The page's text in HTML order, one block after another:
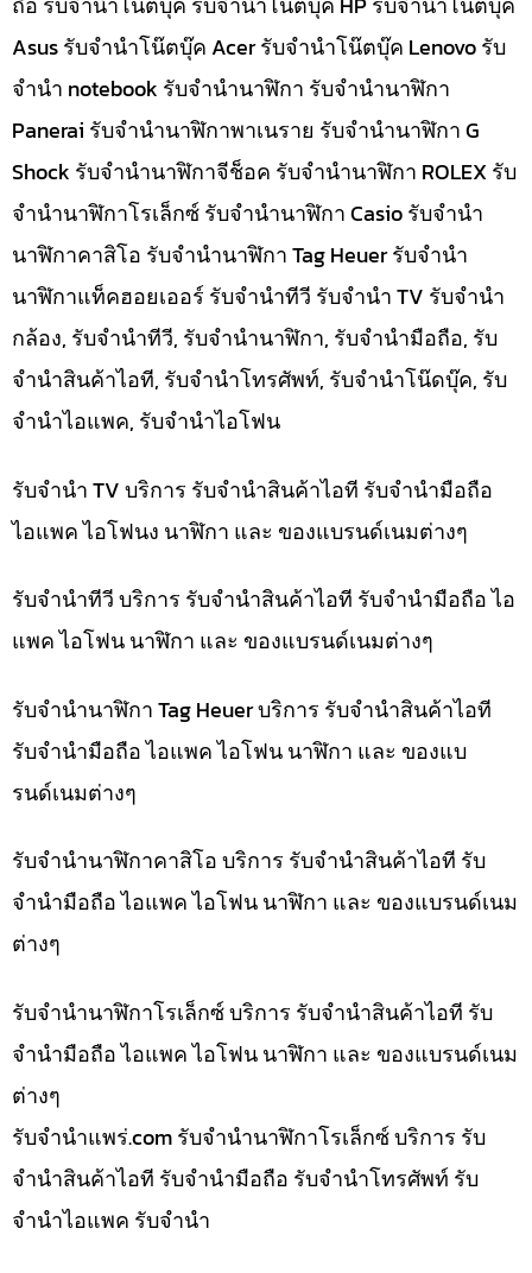
Asus รับจำนำโน๊ตบุ๊ค Acer รับจำนำโน๊ตบุ๊ค Lenovo รับ
จำนำ notebook รับจำนำนาฬิกา รับจำนำนาฬิกา
Panerai รับจำนำนาฬิกาพาเนราย รับจำนำนาฬิกา G
Shock รับจำนำนาฬิกาจีช็อค รับจำนำนาฬิกา ROLEX รับ
จำนำนาฬิกาโรเล็กซ์ รับจำนำนาฬิกา Casio รับจำนำ
นาฬิกาคาสิโอ รับจำนำนาฬิกา Tag Heuer รับจำนำ
นาฬิกาแท็คฮอยเออร์ รับจำนำทีวี รับจำนำ TV รับจำนำ
กล้อง, รับจำนำทีวี, รับจำนำนาฬิกา, รับจำนำมือถือ, รับ
จำนำสินค้าไอที, รับจำนำโทรศัพท์, รับจำนำโน๊ดบุ๊ค, รับ
จำนำไอแพค, รับจำนำไอโฟน
รับจำนำ TV บริการ รับจำนำสินค้าไอที รับจำนำมือถือ
ไอแพค ไอโฟนง นาฬิกา และ ของแบรนด์เนมต่างๆ
รับจำนำทีวี บริการ รับจำนำสินค้าไอที รับจำนำมือถือ ไอ
แพค ไอโฟน นาฬิกา และ ของแบรนด์เนมต่างๆ
รับจำนำนาฬิกา Tag Heuer บริการ รับจำนำสินค้าไอที
รับจำนำมือถือ ไอแพค ไอโฟน นาฬิกา และ ของแบ
รนด์เนมต่างๆ
รับจำนำนาฬิกาคาสิโอ บริการ รับจำนำสินค้าไอที รับ
จำนำมือถือ ไอแพค ไอโฟน นาฬิกา และ ของแบรนด์เนม
ต่างๆ
รับจำนำนาฬิกาโรเล็กซ์ บริการ รับจำนำสินค้าไอที รับ
จำนำมือถือ ไอแพค ไอโฟน นาฬิกา และ ของแบรนด์เนม
ต่างๆ
รับจํานําแพร่.com รับจำนำนาฬิกาโรเล็กซ์ บริการ รับ
จำนำสินค้าไอที รับจำนำมือถือ รับจำนำโทรศัพท์ รับ
จำนำไอแพค รับจำนำ